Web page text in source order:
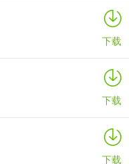
法律上。
。
下载
下载
下载